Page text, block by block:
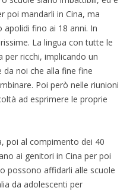
poi mandarli in Cina, ma
fino ai 18 anni. In
La lingua con tutte le
per ricchi, implicando un
noi che alla fine fine
Poi però nelle riunioni
ad esprimere le proprie
poi al compimento dei 40
ai genitori in Cina per poi
possono affidarli alle scuole
da adolescenti per